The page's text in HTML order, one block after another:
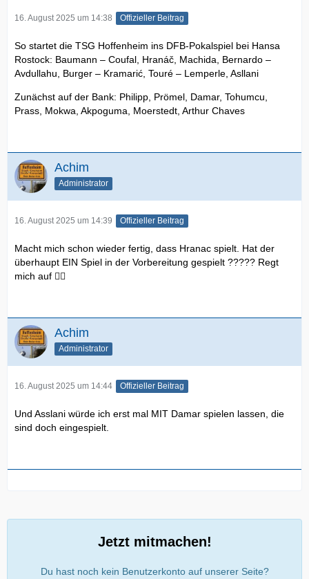
16. August 2025 um 14:38 Offizieller Beitrag
So startet die TSG Hoffenheim ins DFB-Pokalspiel bei Hansa
Rostock: Baumann – Coufal, Hranáč, Machida, Bernardo –
Avdullahu, Burger – Kramarić, Touré – Lemperle, Asllani
Zunächst auf der Bank: Philipp, Prömel, Damar, Tohumcu,
Prass, Mokwa, Akpoguma, Moerstedt, Arthur Chaves
Achim
Administrator
16. August 2025 um 14:39 Offizieller Beitrag
Macht mich schon wieder fertig, dass Hranac spielt. Hat der
überhaupt EIN Spiel in der Vorbereitung gespielt ????? Regt
mich auf 🤦‍♂️
Achim
Administrator
16. August 2025 um 14:44 Offizieller Beitrag
Und Asslani würde ich erst mal MIT Damar spielen lassen, die
sind doch eingespielt.
Jetzt mitmachen!
Du hast noch kein Benutzerkonto auf unserer Seite?